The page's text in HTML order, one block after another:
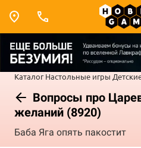
Каталог Настольные игры
Вопросы про
желаний (8920)
Баба Яга опять пакостит